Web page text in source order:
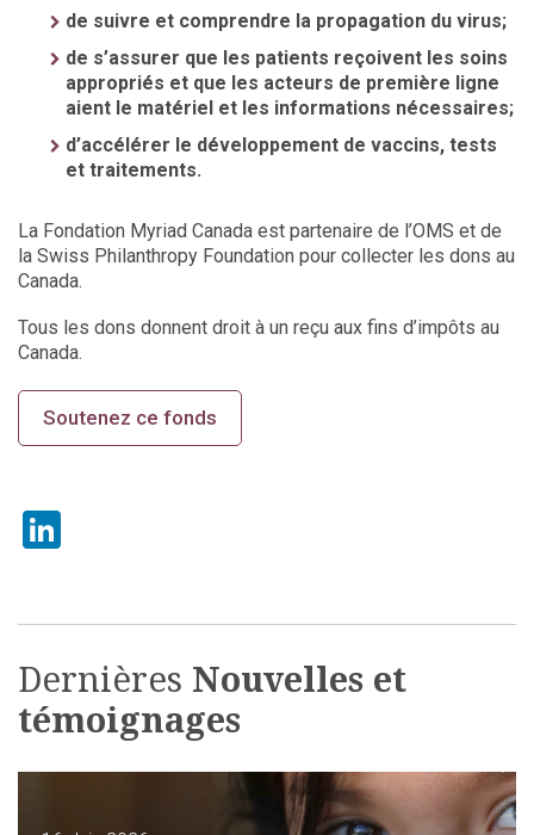
de suivre et comprendre la propagation du virus;
de s’assurer que les patients reçoivent les soins
appropriés et que les acteurs de première ligne
aient le matériel et les informations nécessaires;
d’accélérer le développement de vaccins, tests
et traitements.
La Fondation Myriad Canada est partenaire de l’OMS et de
la Swiss Philanthropy Foundation pour collecter les dons au
Canada.
Tous les dons donnent droit à un reçu aux fins d’impôts au
Canada.
Soutenez ce fonds
Dernières Nouvelles et
témoignages